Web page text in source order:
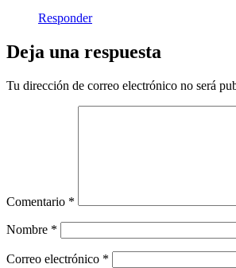
Responder
Deja una respuesta
Tu dirección de correo electrónico no será
Comentario *
Nombre *
Correo electrónico *